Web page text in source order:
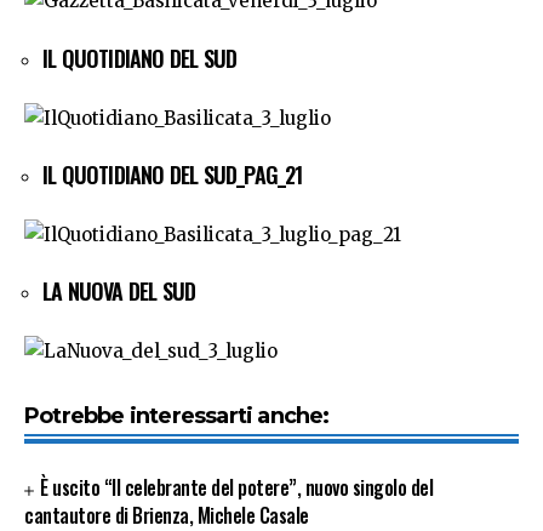
IL QUOTIDIANO DEL SUD
IL QUOTIDIANO DEL SUD_PAG_21
LA NUOVA DEL SUD
Potrebbe interessarti anche:
È uscito “Il celebrante del potere”, nuovo singolo del
cantautore di Brienza, Michele Casale